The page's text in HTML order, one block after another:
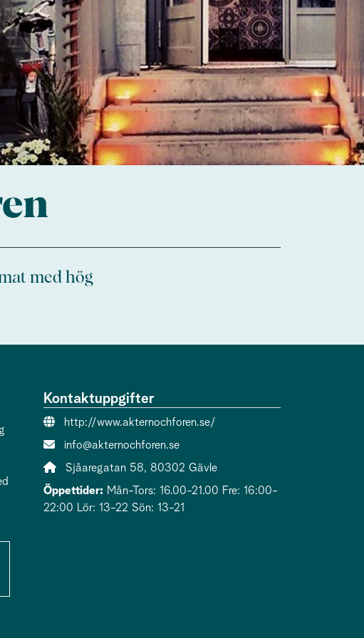
med hög
Kontaktuppgifter
Webbsida:
http://www.akternochforen.se/
E-post:
info@akternochforen.se
Adress:
Sjåaregatan 58, 80302 Gävle
Öppettider: Mån-Tors: 16.00-21.00 Fre: 16:00-
22:00 Lör: 13-22 Sön: 13-21